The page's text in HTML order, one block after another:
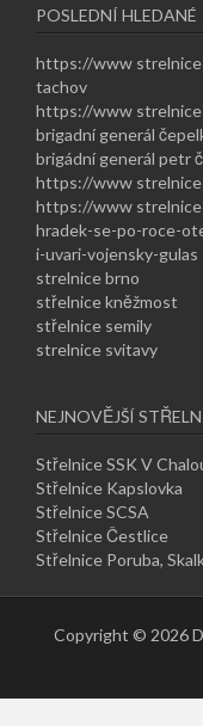
POSLEDNÍ HLEDANÉ
https://www strelnice
tachov
https://www strelnice
brigadní generál
brigádní generál petr
https://www strelnice
https://www strelnice
hradek-se-po-roce-
i-uvari-vojensky-gulas
strelnice brno
střelnice kněžmost
střelnice semily
strelnice svitavy
NEJNOVĚJŠÍ
Střelnice SSK V
Střelnice Kapslovka
Střelnice SCSA
Střelnice Čestlice
Střelnice Poruba,
Copyright © 2026